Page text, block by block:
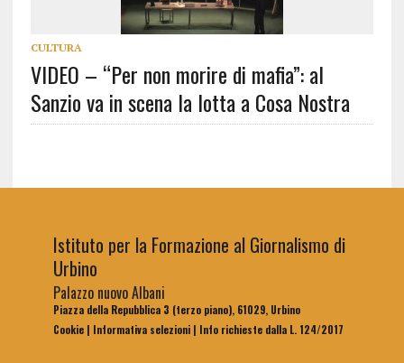
CULTURA
VIDEO – “Per non morire di mafia”: al
Sanzio va in scena la lotta a Cosa Nostra
Istituto per la Formazione al Giornalismo di
Urbino
Palazzo nuovo Albani
Piazza della Repubblica 3 (terzo piano), 61029, Urbino
Cookie| Informativa selezioni| Info richieste dalla L. 124/2017